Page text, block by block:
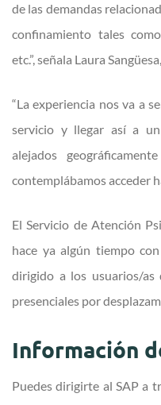
de las demandas
confinamiento tales
etc.”, señala Laura
“La experiencia nos va a
servicio y llegar así a
alejados
contemplábamos acceder
El Servicio de Atención
hace ya algún tiempo
dirigido a los usuarios/as
presenciales por
Información
Puedes dirigirte al SAP a